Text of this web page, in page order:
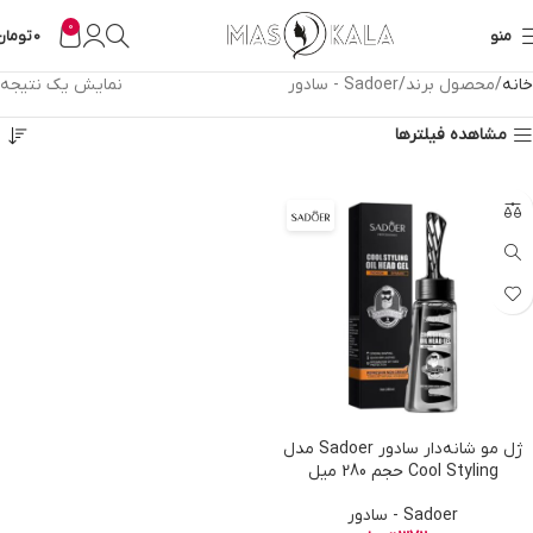
منو 0
0
خانه محصول برند Sadoer - سادور نمایش یک نتیجه
مشاهده فیلترها
ژل مو شانه‌دار سادور Sadoer مدل
Cool Styling حجم 280 میل
Sadoer - سادور